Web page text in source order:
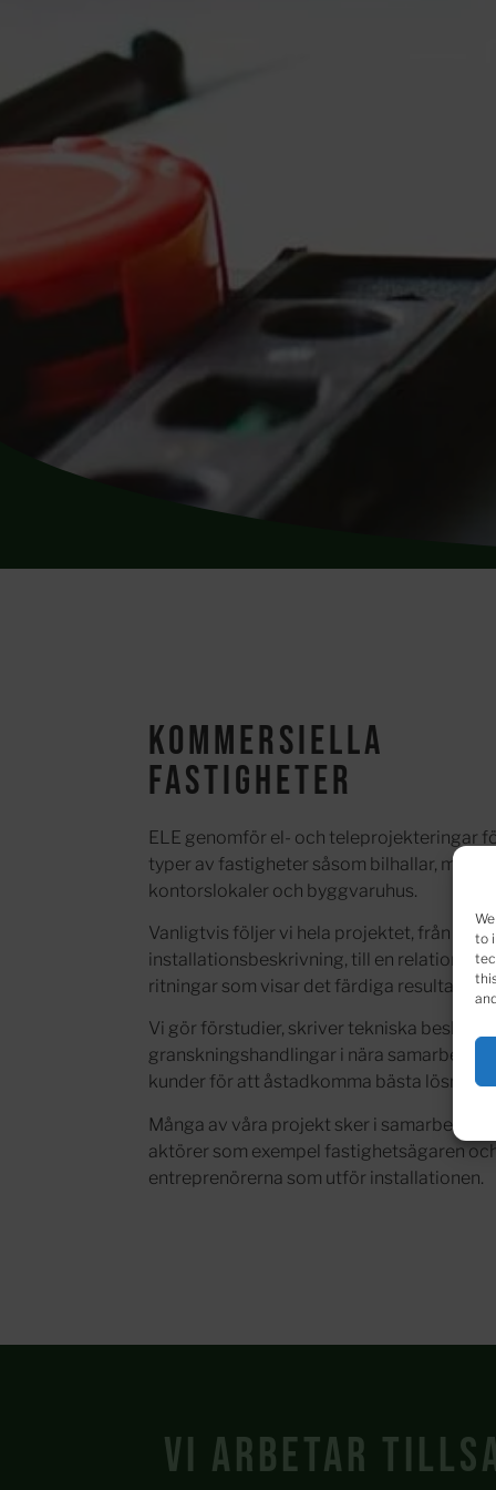
to
Kommersiella
fastigheter
ELE genomför el- och teleprojekteringar
typer av fastigheter såsom bilhallar,
kontorslokaler och byggvaruhus.
Vanligtvis följer vi hela projektet, från att
installationsbeskrivning, till en
ritningar som visar det färdiga resultatet.
Vi gör förstudier, skriver tekniska
granskningshandlingar i nära samarbete
kunder för att åstadkomma bästa lösning!
Många av våra projekt sker i samarbete
aktörer som exempel fastighetsägaren
entreprenörerna som utför installationen.
Vi arbetar